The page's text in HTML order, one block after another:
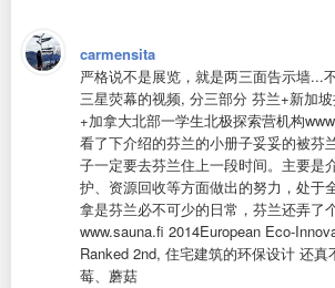
carmensita
严格说不是展览，就是两三面告示墙...
三星荧幕的视频, 分三部分 芬兰+新加
+加拿大北部一学生北极探索营机构
看了下介绍的芬兰的小册子妥妥的被芬
子一定要去芬兰住上一段时间。主要是
护、资源回收等方面做出的努力，处于
拿是芬兰必不可少的日常，芬兰还弄了
www.sauna.fi 2014European Eco-
Ranked 2nd, 住宅建筑的环保设计 还真
莓、蘑菇